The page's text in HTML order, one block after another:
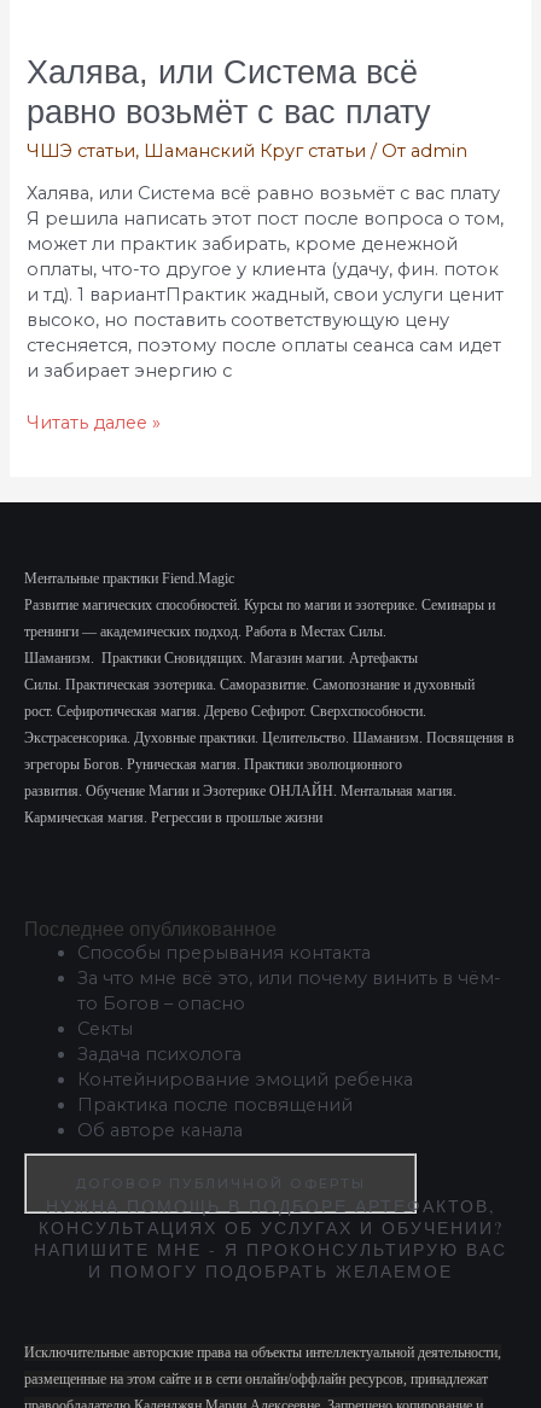
Халява, или Система всё
равно возьмёт с вас плату
ЧШЭ статьи, Шаманский Круг статьи / От admin
Халява, или Система всё равно возьмёт с вас плату
Я решила написать этот пост после вопроса о том,
может ли практик забирать, кроме денежной
оплаты, что-то другое у клиента (удачу, фин. поток
и тд). 1 вариантПрактик жадный, свои услуги ценит
высоко, но поставить соответствующую цену
стесняется, поэтому после оплаты сеанса сам идет
и забирает энергию с
Система
всё
равно
возьмёт
с
вас
плату
Читать далее »
Ментальные практики Fiend.Magic
Развитие магических способностей. Курсы по магии и эзотерике. Семинары и
тренинги — академических подход. Работа в Местах Силы.
Шаманизм. Практики Сновидящих. Магазин магии. Артефакты
Силы. Практическая эзотерика. Саморазвитие. Самопознание и духовный
рост. Сефиротическая магия. Дерево Сефирот. Сверхспособности.
Экстрасенсорика. Духовные практики. Целительство. Шаманизм. Посвящения в
эгрегоры Богов. Руническая магия. Практики эволюционного
развития. Обучение Магии и Эзотерике ОНЛАЙН. Ментальная магия.
Кармическая магия. Регрессии в прошлые жизни
Последнее опубликованное
Способы прерывания контакта
За что мне всё это, или почему винить в чём-
то Богов – опасно
Секты
Задача психолога
Контейнирование эмоций ребенка
Практика после посвящений
Об авторе канала
ДОГОВОР ПУБЛИЧНОЙ ОФЕРТЫ
НУЖНА ПОМОЩЬ В ПОДБОРЕ АРТЕФАКТОВ,
КОНСУЛЬТАЦИЯХ ОБ УСЛУГАХ И ОБУЧЕНИИ?
НАПИШИТЕ МНЕ - Я ПРОКОНСУЛЬТИРУЮ ВАС
И ПОМОГУ ПОДОБРАТЬ ЖЕЛАЕМОЕ
Исключительные авторские права на объекты интеллектуальной деятельности,
размещенные на этом сайте и в сети онлайн/оффлайн ресурсов, принадлежат